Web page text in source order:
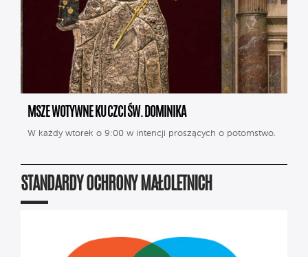
MSZE WOTYWNE KU CZCI ŚW. DOMINIKA
W każdy wtorek o 9:00 w intencji proszących o potomstwo.
STANDARDY OCHRONY MAŁOLETNICH